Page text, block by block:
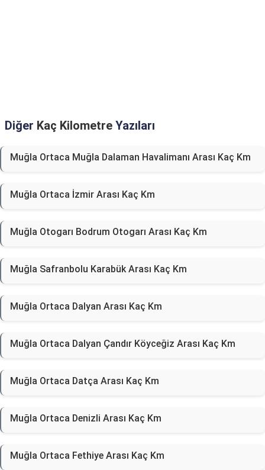
Diğer Kaç Kilometre Yazıları
Muğla Ortaca Muğla Dalaman Havalimanı Arası Kaç Km
Muğla Ortaca İzmir Arası Kaç Km
Muğla Otogarı Bodrum Otogarı Arası Kaç Km
Muğla Safranbolu Karabük Arası Kaç Km
Muğla Ortaca Dalyan Arası Kaç Km
Muğla Ortaca Dalyan Çandır Köyceğiz Arası Kaç Km
Muğla Ortaca Datça Arası Kaç Km
Muğla Ortaca Denizli Arası Kaç Km
Muğla Ortaca Fethiye Arası Kaç Km